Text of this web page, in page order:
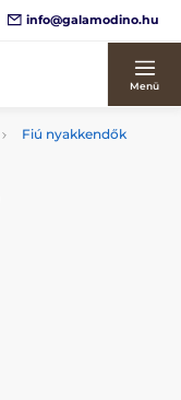
info@galamodino.hu
Menü
Fiú nyakkendők